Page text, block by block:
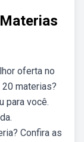
oferta no
materias?
para você.
Confira as